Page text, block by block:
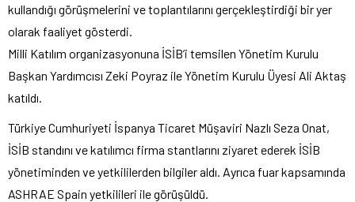
kullandığı görüşmelerini ve toplantılarını gerçekleştirdiği bir yer
olarak faaliyet gösterdi.
Milli Katılım organizasyonuna İSİB’i temsilen Yönetim Kurulu
Başkan Yardımcısı Zeki Poyraz ile Yönetim Kurulu Üyesi Ali Aktaş
katıldı.
Türkiye Cumhuriyeti İspanya Ticaret Müşaviri Nazlı Seza Onat,
İSİB standını ve katılımcı firma stantlarını ziyaret ederek İSİB
yönetiminden ve yetkililerden bilgiler aldı. Ayrıca fuar kapsamında
ASHRAE Spain yetkilileri ile görüşüldü.